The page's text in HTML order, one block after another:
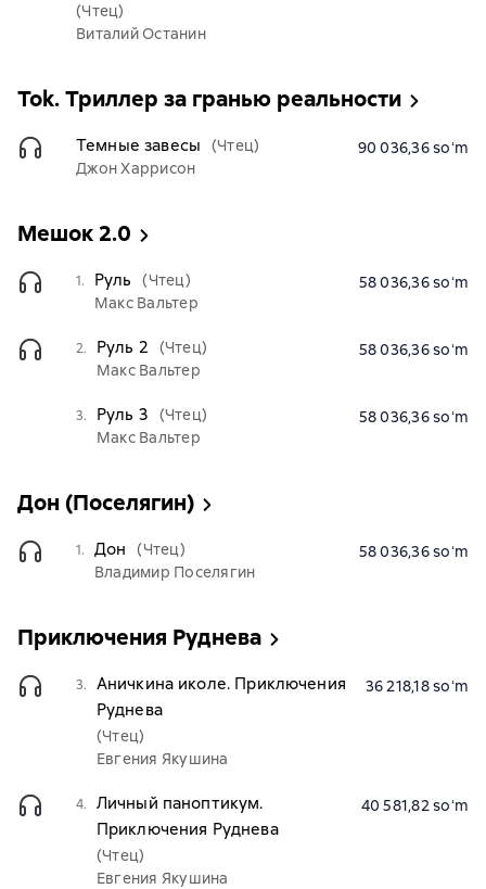
(Чтец)
Виталий Останин
Tok. Триллер за гранью реальности
Темные завесы
(Чтец)
Джон Харрисон
90 036,36 soʻm
Мешок 2.0
1. Руль
(Чтец)
Макс Вальтер
58 036,36 soʻm
2. Руль 2
(Чтец)
Макс Вальтер
58 036,36 soʻm
3. Руль 3
(Чтец)
Макс Вальтер
58 036,36 soʻm
Дон (Поселягин)
1. Дон
(Чтец)
Владимир Поселягин
58 036,36 soʻm
Приключения Руднева
3.
Аничкина иколе. Приключения
Руднева
(Чтец)
Евгения Якушина
36 218,18 soʻm
4.
Личный паноптикум.
Приключения Руднева
(Чтец)
Евгения Якушина
40 581,82 soʻm